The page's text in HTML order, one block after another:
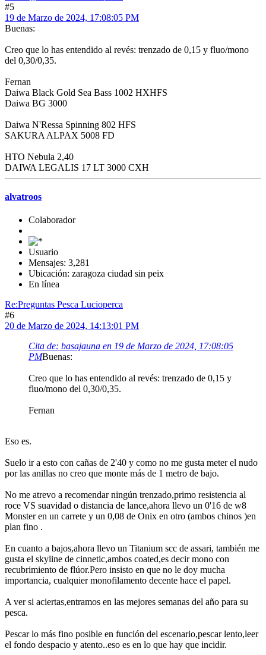
#5
19 de Marzo de 2024, 17:08:05 PM
Buenas:
Creo que lo has entendido al revés: trenzado de 0,15 y fluo/mono
del 0,30/0,35.
Fernan
Daiwa Black Gold Sea Bass 1002 HXHFS
Daiwa BG 3000
Daiwa N'Ressa Spinning 802 HFS
SAKURA ALPAX 5008 FD
HTO Nebula 2,40
DAIWA LEGALIS 17 LT 3000 CXH
alvatroos
Colaborador
Usuario
Mensajes: 3,281
Ubicación: zaragoza ciudad sin peix
En línea
Re:Preguntas Pesca Lucioperca
#6
20 de Marzo de 2024, 14:13:01 PM
Cita de: basajauna en 19 de Marzo de 2024, 17:08:05
PMBuenas:
Creo que lo has entendido al revés: trenzado de 0,15 y
fluo/mono del 0,30/0,35.
Fernan
Eso es.
Suelo ir a esto con cañas de 2'40 y como no me gusta meter el nudo
por las anillas no creo que monte más de 1 metro de bajo.
No me atrevo a recomendar ningún trenzado,primo resistencia al
roce VS suavidad o distancia de lance,ahora llevo un 0'16 de w8
Monster en un carrete y un 0,08 de Onix en otro (ambos chinos )en
plan fino .
En cuanto a bajos,ahora llevo un Titanium scc de assari, también me
gusta el skyline de cinnetic,ambos coated,es decir mono con
recubrimiento de flúor.Pero insisto en que no le doy mucha
importancia, cualquier monofilamento decente hace el papel.
A ver si aciertas,entramos en las mejores semanas del año para su
pesca.
Pescar lo más fino posible en función del escenario,pescar lento,leer
el fondo despacio y atento..eso es en lo que hay que incidir.